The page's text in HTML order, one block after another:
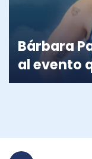
Bárbara
al evento